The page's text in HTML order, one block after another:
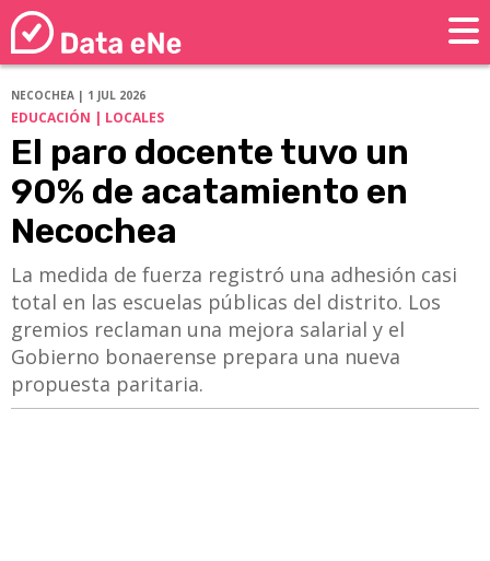
NECOCHEA | 1 JUL 2026
EDUCACIÓN | LOCALES
El paro docente tuvo un
90% de acatamiento en
Necochea
​​​​​​​La medida de fuerza registró una adhesión casi
total en las escuelas públicas del distrito. Los
gremios reclaman una mejora salarial y el
Gobierno bonaerense prepara una nueva
propuesta paritaria.